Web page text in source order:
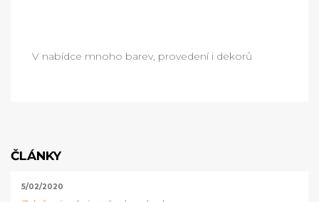
V nabídce mnoho barev, provedení i dekorů
ČLÁNKY
5/02/2020